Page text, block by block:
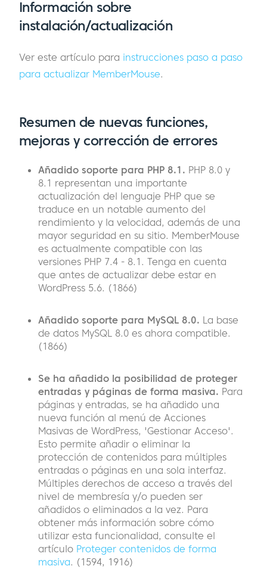
Información sobre
instalación/actualización
Ver este artículo para instrucciones paso a paso
para actualizar MemberMouse.
Resumen de nuevas funciones,
mejoras y corrección de errores
Añadido soporte para PHP 8.1. PHP 8.0 y
8.1 representan una importante
actualización del lenguaje PHP que se
traduce en un notable aumento del
rendimiento y la velocidad, además de una
mayor seguridad en su sitio. MemberMouse
es actualmente compatible con las
versiones PHP 7.4 - 8.1. Tenga en cuenta
que antes de actualizar debe estar en
WordPress 5.6. (1866)
Añadido soporte para MySQL 8.0. La base
de datos MySQL 8.0 es ahora compatible.
(1866)
Se ha añadido la posibilidad de proteger
entradas y páginas de forma masiva. Para
páginas y entradas, se ha añadido una
nueva función al menú de Acciones
Masivas de WordPress, 'Gestionar Acceso'.
Esto permite añadir o eliminar la
protección de contenidos para múltiples
entradas o páginas en una sola interfaz.
Múltiples derechos de acceso a través del
nivel de membresía y/o pueden ser
añadidos o eliminados a la vez. Para
obtener más información sobre cómo
utilizar esta funcionalidad, consulte el
artículo Proteger contenidos de forma
masiva. (1594, 1916)